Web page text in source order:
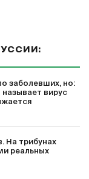
заболевших, но:
называет вирус
На трибунах
реальных